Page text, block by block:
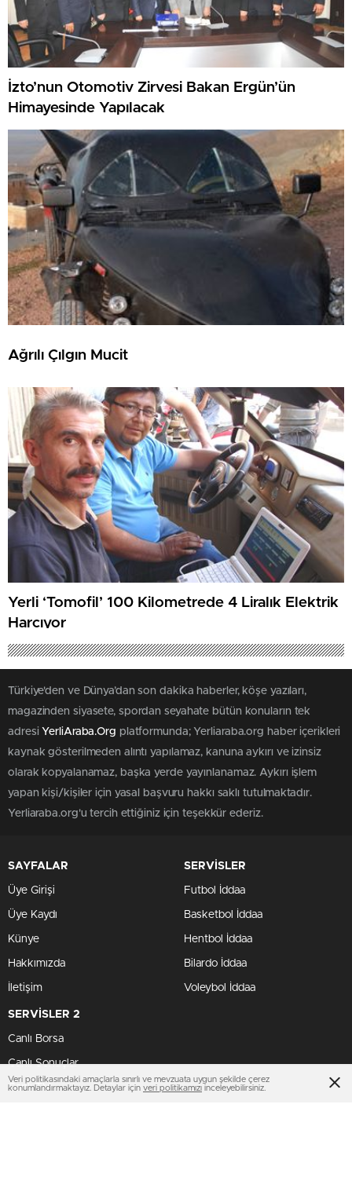
İzto’nun Otomotiv Zirvesi Bakan Ergün’ün
Himayesinde Yapılacak
Ağrılı Çılgın Mucit
Yerli ‘Tomofil’ 100 Kilometrede 4 Liralık Elektrik
Harcıyor
Türkiye'den ve Dünya’dan son dakika haberler, köşe yazıları,
magazinden siyasete, spordan seyahate bütün konuların tek
adresi YerliAraba.Org platformunda; Yerliaraba.org haber içerikleri
kaynak gösterilmeden alıntı yapılamaz, kanuna aykırı ve izinsiz
olarak kopyalanamaz, başka yerde yayınlanamaz. Aykırı işlem
yapan kişi/kişiler için yasal başvuru hakkı saklı tutulmaktadır.
Yerliaraba.org'u tercih ettiğiniz için teşekkür ederiz.
SAYFALAR
Üye Girişi
Üye Kaydı
Künye
Hakkımızda
İletişim
SERVİSLER
Futbol İddaa
Basketbol İddaa
Hentbol İddaa
Bilardo İddaa
Voleybol İddaa
SERVİSLER 2
Canlı Borsa
Canlı Sonuçlar
Canlı TV
Veri politikasındaki amaçlarla sınırlı ve mevzuata uygun şekilde çerez
konumlandırmaktayız. Detaylar için veri politikamızı inceleyebilirsiniz.